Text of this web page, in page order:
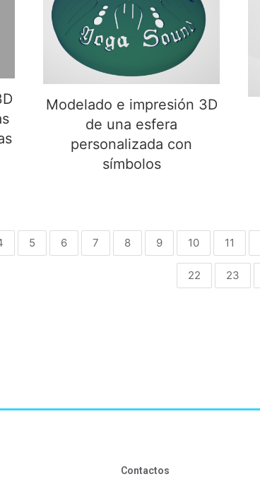
de una esfera
personalizada con
símbolos
Modelado e impresión 3D
de una esfera
personalizada con
símbolos
5 6 7 8 9 10 11
22 23
Contactos